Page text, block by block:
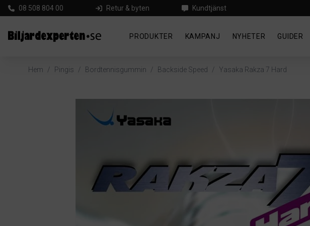
08 508 804 00 Retur & byten Kundtjänst
PRODUKTER KAMPANJ NYHETER GUIDER
Hem / Pingis / Bordtennisgummin / Backside Speed / Yasaka Rakza 7 Hard